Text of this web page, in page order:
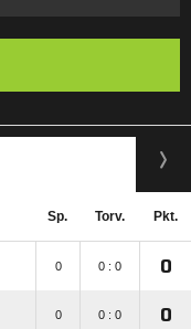
Sp. Torv. Pkt.
0 0 : 0 0
0 0 : 0 0